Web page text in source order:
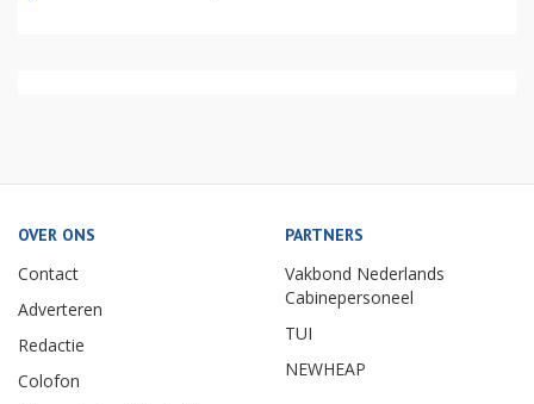
OVER ONS
Contact
Adverteren
Redactie
Colofon
PARTNERS
Vakbond Nederlands
Cabinepersoneel
TUI
NEWHEAP